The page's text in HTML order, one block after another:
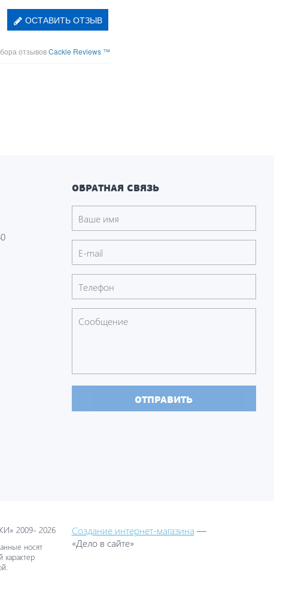
ОСТАВИТЬ ОТЗЫВ
отзывовCackle Reviews ™
ОБРАТНАЯ СВЯЗЬ
ОТПРАВИТЬ
2009- 2026
носят
Создание интернет-магазина —
«Дело в сайте»